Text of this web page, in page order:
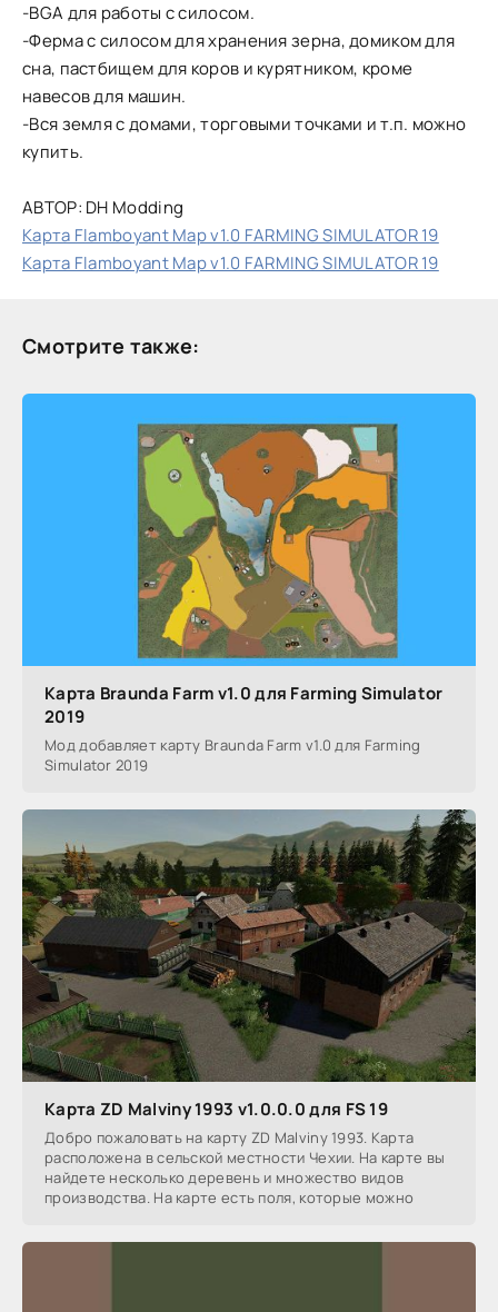
-BGA для работы с силосом.
-Ферма с силосом для хранения зерна, домиком для
сна, пастбищем для коров и курятником, кроме
навесов для машин.
-Вся земля с домами, торговыми точками и т.п. можно
купить.
АВТОР: DH Modding
Карта Flamboyant Map v1.0 FARMING SIMULATOR 19
Карта Flamboyant Map v1.0 FARMING SIMULATOR 19
Смотрите также:
Карта Braunda Farm v1.0 для Farming Simulator
2019
Мод добавляет карту Braunda Farm v1.0 для Farming
Simulator 2019
Карта ZD Malviny 1993 v1.0.0.0 для FS 19
Добро пожаловать на карту ZD Malviny 1993. Карта
расположена в сельской местности Чехии. На карте вы
найдете несколько деревень и множество видов
производства. На карте есть поля, которые можно